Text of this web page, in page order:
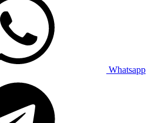
Whatsapp